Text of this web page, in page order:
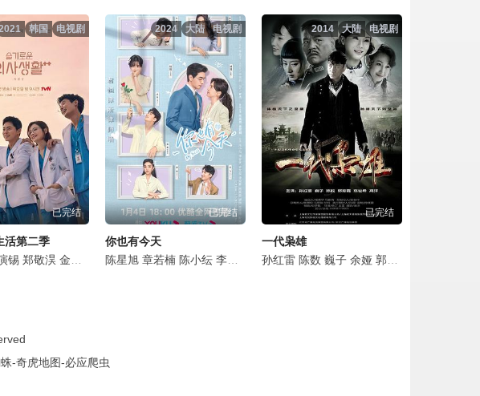
点击复制地址
点击复制地址
点击复制地址
点击复制地址
点击复制地址
点击复制地址
点击复制地址
迟蓬 刘伟 刘琪锜 雷丰瑞 刘子鹤
姜妍 程煜 陈美琪 岳以恩 梁天 买红妹 李洪涛 姬他 孙浩 李梦男 吴珏瑾
电视剧
韩国
已完结
活第二季
锡 郑敬淏 金大明 田美都 河允庆
电视剧
大陆
2024
已完结
你也有今天
陈星旭 章若楠 陈小纭 李俊贤 合文俊 李殿尊 陈昊蓝 谢帅
电视剧
大陆
2014
已完结
一代枭雄
孙红雷 陈数 巍子 余娅 郭珍霓
-奇虎地图-必应爬虫